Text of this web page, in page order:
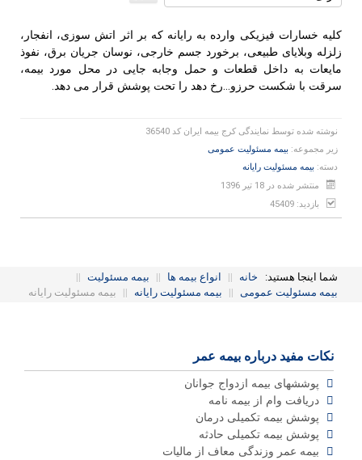
رای
کلیه خسارات فیزیکی وارده به رایانه که بر اثر اتش سوزی، انفجار،
زلزله وبلایای طبیعی، برخورد جسم خارجی، نوسان جریان برق، نفوذ
مایعات به داخل قطعات و حمل وجابه جایی در محل مورد بیمه،
سرقت با شکست حرزو...رخ دهد را تحت پوشش قرار می دهد.
نوشته شده توسط نمایندگی کرج بیمه ایران کد 36540
زیر مجموعه: بیمه مسئولیت عمومی
دسته: بیمه مسئولیت رایانه
منتشر شده در 18 تیر 1396
بازدید: 45409
شما اینجا هستید: خانه || انواع بیمه ها || بیمه مسئولیت ||
بیمه مسئولیت عمومی || بیمه مسئولیت رایانه || بیمه مسئولیت رایانه
نکات مفید درباره بیمه عمر
پوششهای بیمه ازدواج جوانان
دریافت وام از بیمه نامه
پوشش بیمه تکمیلی درمان
پوشش بیمه تکمیلی حادثه
بیمه عمر وزندگی معاف از مالیات